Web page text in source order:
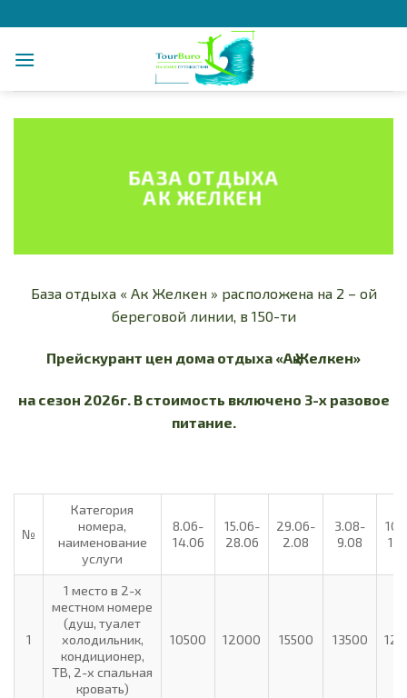
to
content
БАЗА ОТДЫХА
АК ЖЕЛКЕН
База отдыха « Ак Желкен » расположена на 2 – ой
береговой линии, в 150-ти
Прейскурант цен дома отдыха «Ақ Желкен»
на сезон 2026г. В стоимость включено 3-х разовое
питание.
№
Категория
номера,
наименование
услуги
8.06-
14.06
15.06-
28.06
29.06-
2.08
3.08-
9.08
1
1 место в 2-х
местном номере
(душ, туалет
холодильник,
кондиционер,
ТВ, 2-х спальная
кровать)
10500 12000 15500 13500